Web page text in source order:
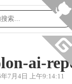
ai-
7月4日 上午9:14:11